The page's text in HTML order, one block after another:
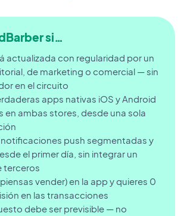
si…
actualizada con regularidad por un
de marketing o comercial — sin
en el circuito
apps nativas iOS y Android
en ambas stores, desde una sola
push segmentadas y
el primer día, sin integrar un
terceros
vender) en la app y quieres 0
en las transacciones
debe ser previsible — no